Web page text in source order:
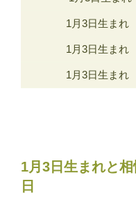
1月3日生ま
1月3日生ま
1月3日生ま
1月3日生まれと
日